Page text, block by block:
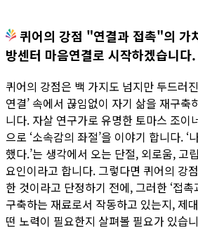
퀴어의 강점 "연결과 접촉"의 가
방센터 마음연결로 시작하겠습니다.
퀴어의 강점은 백 가지도 넘지만 두드러
연결’ 속에서 끊임없이 자기 삶을 재구축
니다. 자살 연구가로 유명한 토마스 조이
으로 ‘소속감의 좌절’을 이야기 합니다. ‘
했다.’는 생각에서 오는 단절, 외로움, 고
요인이라고 합니다. 그렇다면 퀴어의 강
한 것이라고 단정하기 전에, 그러한 ‘접
구축하는 재료로서 작동하고 있는지, 제
떤 노력이 필요한지 살펴볼 필요가 있습